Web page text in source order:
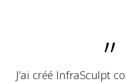
”
J’ai créé InfraSculpt